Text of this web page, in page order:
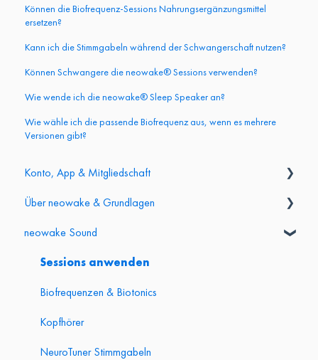
Können die Biofrequenz-Sessions Nahrungsergänzungsmittel
ersetzen?
Kann ich die Stimmgabeln während der Schwangerschaft nutzen?
Können Schwangere die neowake® Sessions verwenden?
Wie wende ich die neowake® Sleep Speaker an?
Wie wähle ich die passende Biofrequenz aus, wenn es mehrere
Versionen gibt?
Konto, App & Mitgliedschaft
Login & Konto
App & Mitgliederbereich
Abo & Kündigung
Über neowake & Grundlagen
Grundlagen & Produktvergleich
Partner- & Affiliate-Programm
Gesundheit & Sicherheit
neowake Sound
Sessions anwenden
Biofrequenzen & Biotonics
Kopfhörer
NeuroTuner Stimmgabeln